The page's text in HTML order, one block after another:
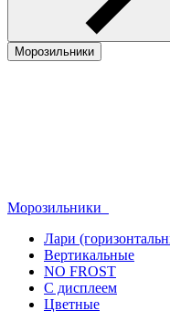
Морозильники
Морозильники
Лари
Вертикальные
NO FROST
С дисплеем
Цветные